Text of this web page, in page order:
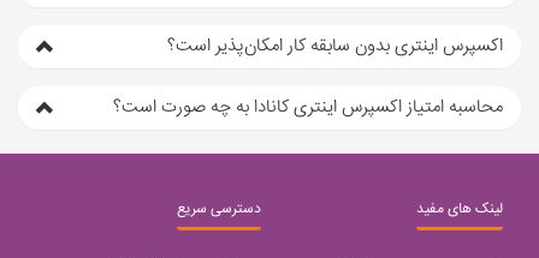
اکسپرس اینتری بدون سابقه کار امکان‌پذیر است؟
محاسبه امتیاز اکسپرس اینتری کانادا به چه صورت است؟
لینک های مفید دسترسی سریع